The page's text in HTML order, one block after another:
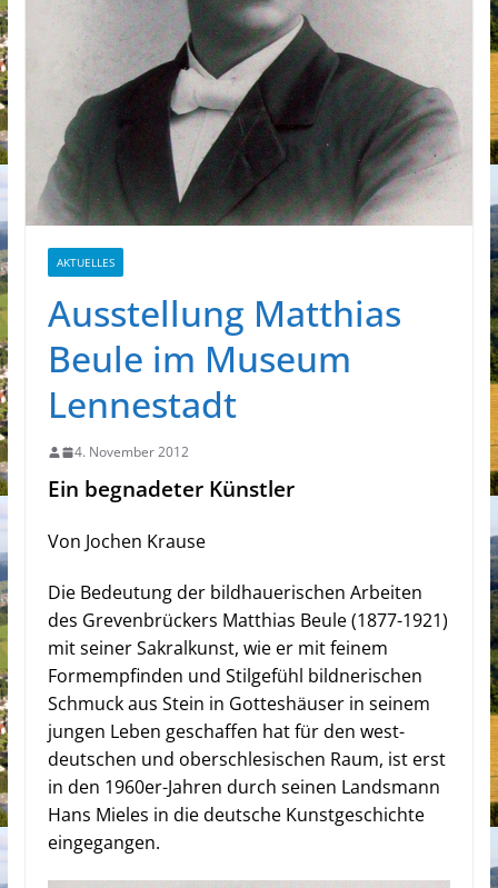
AKTUELLES
Ausstellung Matthias
Beule im Museum
Lennestadt
4. November 2012
Ein begnadeter Künstler
Von Jochen Krause
Die Bedeutung der bildhauerischen Arbeiten
des Grevenbrückers Matthias Beule (1877-1921)
mit seiner Sakralkunst, wie er mit feinem
Formempfinden und Stilgefühl bildnerischen
Schmuck aus Stein in Gotteshäuser in seinem
jungen Leben geschaffen hat für den west-
deutschen und oberschlesischen Raum, ist erst
in den 1960er-Jahren durch seinen Landsmann
Hans Mieles in die deutsche Kunstgeschichte
eingegangen.